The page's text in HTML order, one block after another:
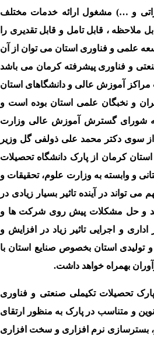
و …) مشغول ارائه خدمات مختلف
، قابل تامل و قابل تقدیری را
علمی و فناوری استان می توان از آن
و فناوری پیشرفته کرمان می باشد
آموزش عالی و دانشگاهای استان
و نخبگان علمی استان بوده است و
شورای گسترش آموزش عالی وزارت
پارک علم و استان از سوی دکتر محمد علی ذولفی گل وزیر
۲۸/۰۱/۱۴۰۲، پارک علم و فناوری استان کرمان از پارک دانشگاه تحصیلات
و وابسته به وزارت علوم، تحقیقات و
تواند در آینده تاثیر بسیار زیادی در
و حل مشکلات پیش روی شرکت ها و
و اجرایی تاثیر زیاد در افزایش و
تولیدی استان بخصوص صنایع استان با
بهمراه خواهد داشت.
تحصیلات تکیملی صنعتی و فناوری
و متناسب در پارک به منظور ارتقای
بسترسازی نرم افزاری و سخت افزاری